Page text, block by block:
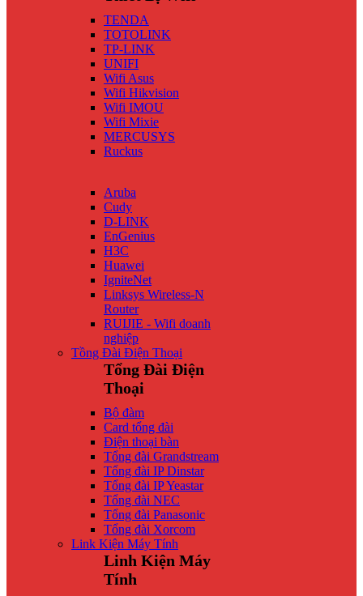
TENDA
TOTOLINK
TP-LINK
UNIFI
Wifi Asus
Wifi Hikvision
Wifi IMOU
Wifi Mixie
MERCUSYS
Ruckus
Aruba
Cudy
D-LINK
EnGenius
H3C
Huawei
IgniteNet
Linksys Wireless-N
Router
RUIJIE - Wifi doanh
nghiệp
Tồng Đài Điện Thoại
Tổng Đài Điện
Thoại
Bộ đàm
Card tổng đài
Điện thoại bàn
Tổng đài Grandstream
Tổng đài IP Dinstar
Tổng đài IP Yeastar
Tổng đài NEC
Tổng đài Panasonic
Tổng đài Xorcom
Link Kiện Máy Tính
Linh Kiện Máy
Tính